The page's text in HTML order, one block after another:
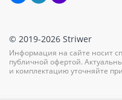
Гидрошпонку
Высокая стойкость
При производстве
материалы.
Прочное
© 2019-2026 Striwer
Информация на сайте носит
публичной офертой.
и комплектацию уточняйте